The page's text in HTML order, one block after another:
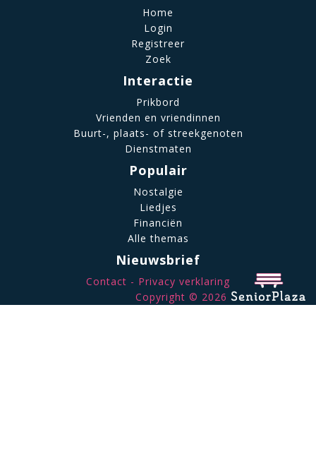
Home
Login
Registreer
Zoek
Interactie
Prikbord
Vrienden en vriendinnen
Buurt-, plaats- of streekgenoten
Dienstmaten
Populair
Nostalgie
Liedjes
Financiën
Alle themas
Nieuwsbrief
Contact
Privacy verklaring
Copyright © 2026